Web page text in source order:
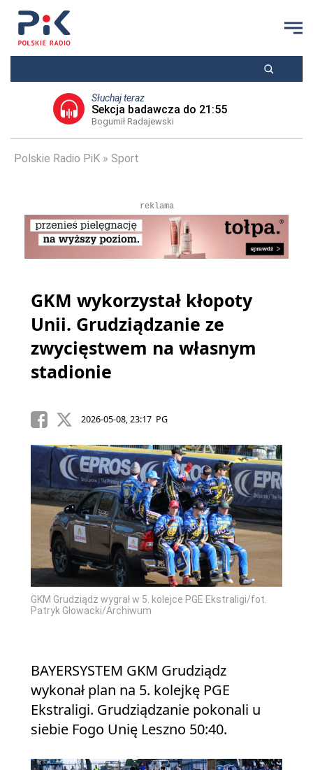
Słuchaj teraz
Sekcja badawcza do 21:55
Bogumił Radajewski
Polskie Radio PiK Sport
reklama
GKM wykorzystał kłopoty
Unii. Grudziądzanie ze
zwycięstwem na własnym
stadionie
2026-05-08, 23:17 PG
GKM Grudziądz wygrał w 5. kolejce PGE Ekstraligi/fot.
Patryk Głowacki/Archiwum
BAYERSYSTEM GKM Grudziądz
wykonał plan na 5. kolejkę PGE
Ekstraligi. Grudziądzanie pokonali u
siebie Fogo Unię Leszno 50:40.